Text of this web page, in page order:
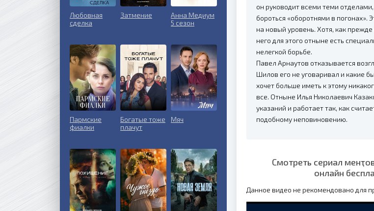
он руководит всеми теми
бороться «оборотнями в погонах».
на новый уровень. Хотя, как
него для этого отныне есть
нелегкой борьбе.
Павел Арнаутов отказывается
Шилов его не уговаривал и какие
хочет больше иметь к этому
все. Отныне Илья Николаевич
указаний и работает так, как
подобному неповиновению.
Смотреть сериал
онлайн
Данное видео не рекомендовано для
Любовная
сделка
Затмение
Анна Медиум
5 сезон
Пармские
фиалки
Богатые тоже
плачут
Мяч